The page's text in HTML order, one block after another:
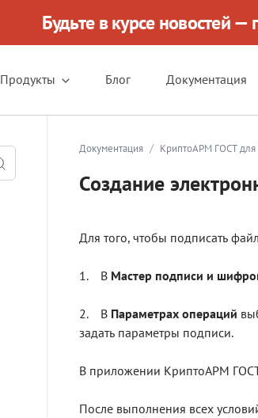
Будьте в курсе новостей —
Продукты Блог Документация
Документация / КриптоАРМ ГОСТ для
Создание
Для того, чтобы подписать
1. В Мастер подписи и
2. В Параметрах операций
задать параметры подписи.
В приложении КриптоАРМ ГОСТ
После выполнения всех